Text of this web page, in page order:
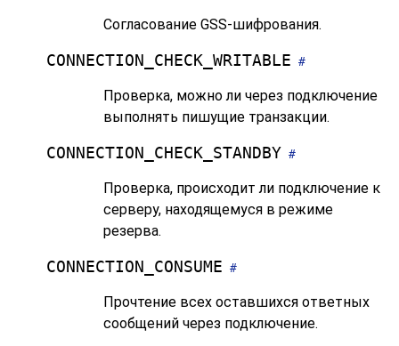
Согласование GSS-шифрования.
CONNECTION_CHECK_WRITABLE #
Проверка, можно ли через подключение
выполнять пишущие транзакции.
CONNECTION_CHECK_STANDBY #
Проверка, происходит ли подключение к
серверу, находящемуся в режиме
резерва.
CONNECTION_CONSUME #
Прочтение всех оставшихся ответных
сообщений через подключение.